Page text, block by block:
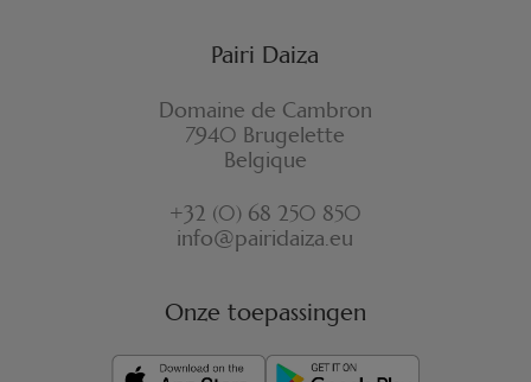
Pairi Daiza
Domaine de Cambron
7940 Brugelette
Belgique
+32 (0) 68 250 850
info@pairidaiza.eu
Onze toepassingen